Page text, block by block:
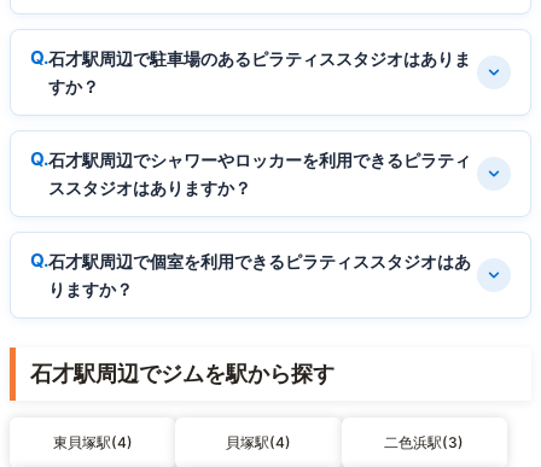
石才駅周辺で駐車場のあるピラティススタジオはありま
すか？
石才駅周辺でシャワーやロッカーを利用できるピラティ
ススタジオはありますか？
石才駅周辺で個室を利用できるピラティススタジオはあ
りますか？
石才駅周辺でジムを駅から探す
東貝塚駅(4) 貝塚駅(4) 二色浜駅(3)